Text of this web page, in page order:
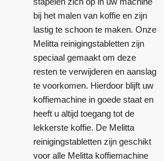
bij het malen van koffie en zijn
lastig te schoon te maken. Onze
Melitta reinigingstabletten zijn
speciaal gemaakt om deze
resten te verwijderen en aanslag
te voorkomen. Hierdoor blijft uw
koffiemachine in goede staat en
heeft u altijd toegang tot de
lekkerste koffie. De Melitta
reinigingstabletten zijn geschikt
voor alle Melitta koffiemachine